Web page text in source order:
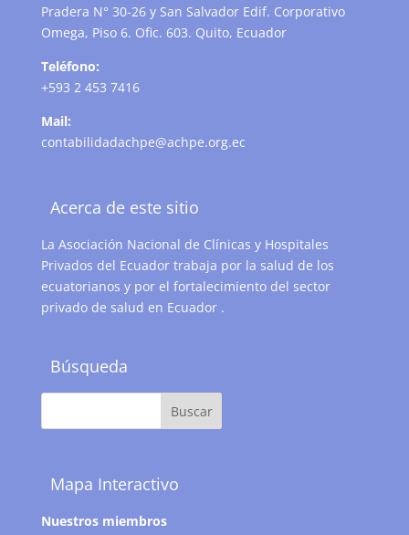
Pradera N° 30-26 y San Salvador Edif. Corporativo
Omega, Piso 6. Ofic. 603. Quito, Ecuador
Teléfono:
+593 2 453 7416
Mail:
contabilidadachpe@achpe.org.ec
Acerca de este sitio
La Asociación Nacional de Clínicas y Hospitales
Privados del Ecuador trabaja por la salud de los
ecuatorianos y por el fortalecimiento del sector
privado de salud en Ecuador .
Búsqueda
Mapa Interactivo
Nuestros miembros